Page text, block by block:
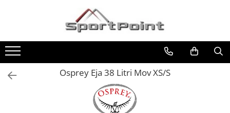
Toate Produsele
ALPINISM
Osprey Eja 38 Litri Mov XS/S